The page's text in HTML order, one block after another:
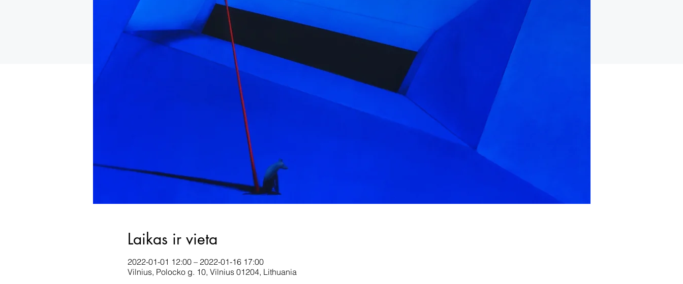
Laikas ir vieta
2022-01-01 12:00 – 2022-01-16 17:00
Vilnius, Polocko g. 10, Vilnius 01204, Lithuania